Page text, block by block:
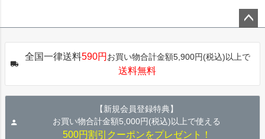
ップ
全国一律送料590円 お買い物合計金額5,900円(税込)以上で
送料無料
【新規会員登録特典】
お買い物合計金額5,000円(税込)以上で使える
500円割引クーポンをプレゼント！